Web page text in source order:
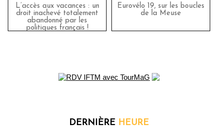
L’accès aux vacances : un
droit inachevé totalement
abandonné par les
politiques français !
Eurovélo 19, sur les boucles
de la Meuse
DERNIÈRE HEURE